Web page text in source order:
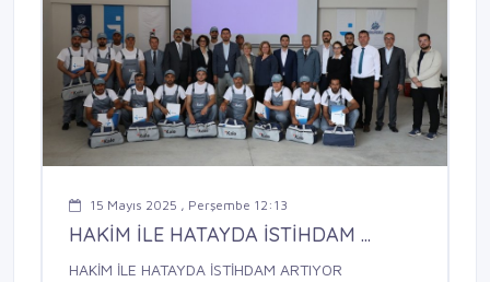
15 Mayıs 2025 , Perşembe 12:13
HAKİM İLE HATAYDA İSTİHDAM ...
HAKİM İLE HATAYDA İSTİHDAM ARTIYOR